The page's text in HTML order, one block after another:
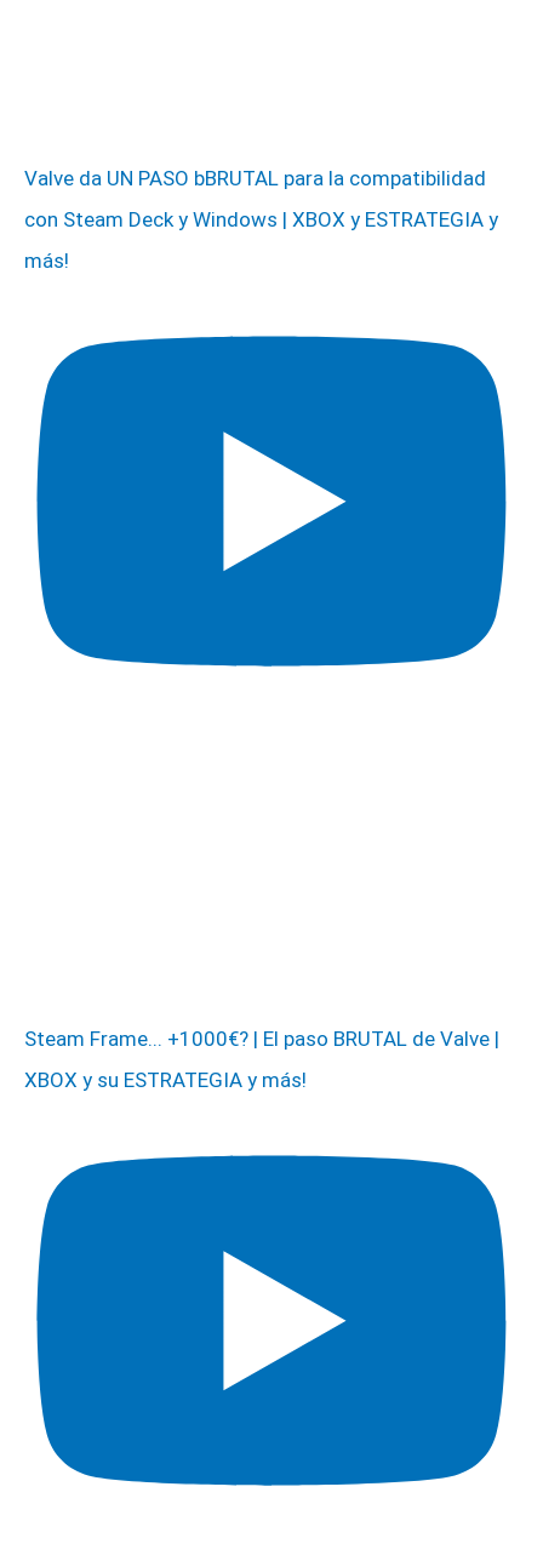
Valve da UN PASO bBRUTAL para la compatibilidad
con Steam Deck y Windows | XBOX y ESTRATEGIA y
más!
Steam Frame... +1000€? | El paso BRUTAL de Valve |
XBOX y su ESTRATEGIA y más!